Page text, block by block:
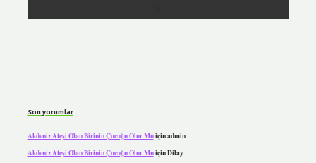
Son yorumlar
Akdeniz Ateşi Olan Birinin Çocuğu Olur Muiçinadmin
Akdeniz Ateşi Olan Birinin Çocuğu Olur MuiçinDilay